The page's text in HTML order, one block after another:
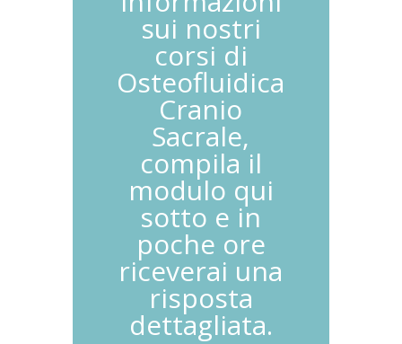
sui nostri
corsi di
Osteofluidica
Cranio
Sacrale,
compila il
modulo qui
sotto e in
poche ore
riceverai una
risposta
dettagliata.